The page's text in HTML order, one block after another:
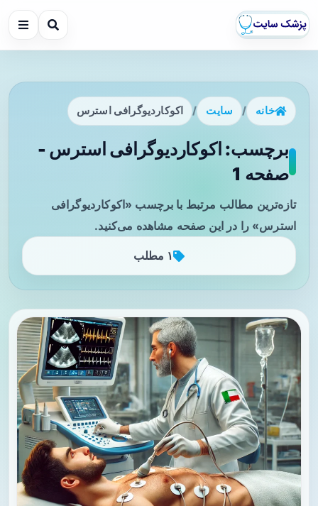
خانه / سایت / اکوکاردیوگرافی استرس
برچسب: اکوکاردیوگرافی استرس -
صفحه 1
تازه‌ترین مطالب مرتبط با برچسب «اکوکاردیوگرافی
استرس» را در این صفحه مشاهده می‌کنید.
۱ مطلب